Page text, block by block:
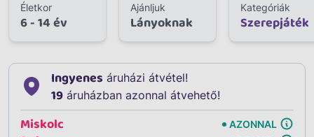
Életkor
6 - 14 év
Ajánljuk
Lányoknak
Kategóriák
Szerepjáték
Ingyenes áruházi átvétel!
19 áruházban azonnal átvehető!
Miskolc AZONNAL